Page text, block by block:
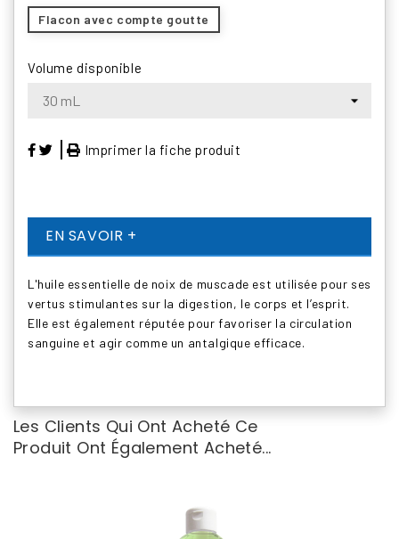
Flacon avec compte goutte
Volume disponible
Imprimer la fiche produit
EN SAVOIR +
L'huile essentielle de noix de muscade est utilisée pour ses
vertus stimulantes sur la digestion, le corps et l’esprit.
Elle est également réputée pour favoriser la circulation
sanguine et agir comme un antalgique efficace.
Les Clients Qui Ont Acheté Ce
Produit Ont Également Acheté...